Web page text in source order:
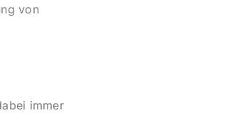
von
immer